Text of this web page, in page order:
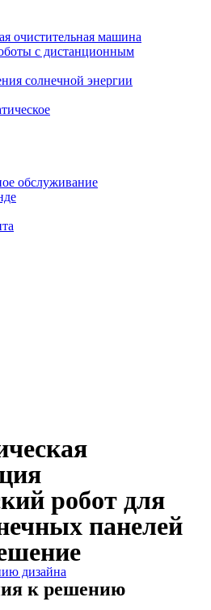
очистительная машина
с дистанционным
солнечной энергии
обслуживание
робот для
панелей
дизайна
к решению